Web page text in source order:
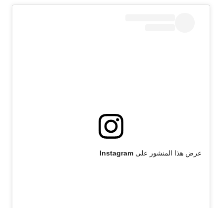
عرض هذا المنشور على Instagram